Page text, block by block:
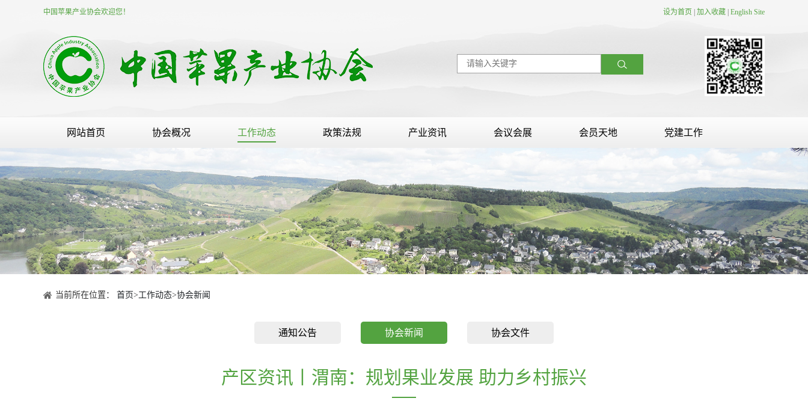
中国苹果产业协会欢迎您！ 设为首页 加入收藏 English Site
网站首页 协会概况 工作动态 政策法规 产业资讯 会议会展 会员天地 党建工作
当前所在位置： 首页>工作动态>协会新闻
通知公告 协会新闻 协会文件
产区资讯丨渭南：规划果业发展 助力乡村振兴